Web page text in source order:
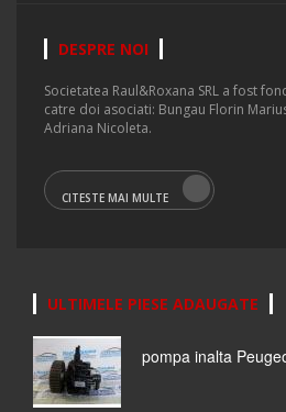
DESPRE NOI
Societatea Raul&Roxana SRL a fost
catre doi asociati: Bungau Florin
Adriana Nicoleta.
CITESTE MAI MULTE
ULTIMELE PIESE ADAUGATE
pompa inalta